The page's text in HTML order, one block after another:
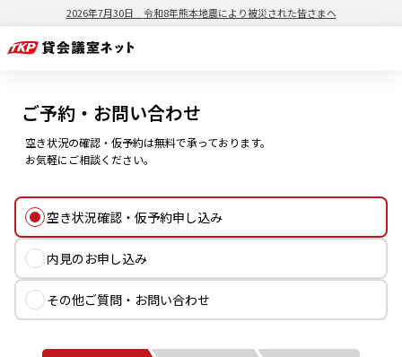
2026年7月30日 令和8年熊本地震により被災された皆さまへ
ご予約・お問い合わせ
空き状況の確認・仮予約は無料で承っております。
お気軽にご相談ください。
空き状況確認・仮予約申し込み
内見のお申し込み
その他ご質問・お問い合わせ